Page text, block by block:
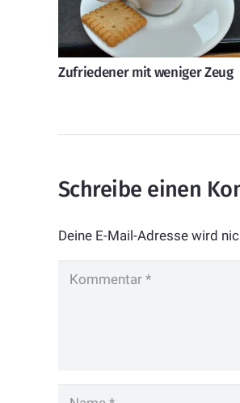
Zufriedener mit weniger Zeug
Schreibe einen
Deine E-Mail-Adresse wird